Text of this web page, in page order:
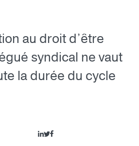
au droit d’être
syndical ne vaut
la durée du cycle